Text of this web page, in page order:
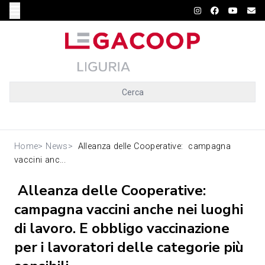
Cerca
Home> News> Alleanza delle Cooperative: campagna
vaccini anc...
Alleanza delle Cooperative:
campagna vaccini anche nei luoghi
di lavoro. E obbligo vaccinazione
per i lavoratori delle categorie più